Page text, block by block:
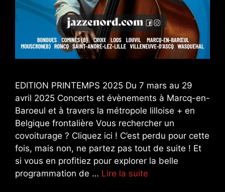
EDITION PRINTEMPS 2025 Du 7 mars au 29
avril 2025 Concerts et évènements à Marcq-en-
Baroeul et à travers la métropole lilloise + en
Belgique frontalière Vous rechercher un
covoiturage ? Cliquez ici ! C’est perdu pour cette
fois, mais non, ne partez pas tout de suite ! Et
si vous en profitiez pour explorer la belle
programmation de … Lire la suite